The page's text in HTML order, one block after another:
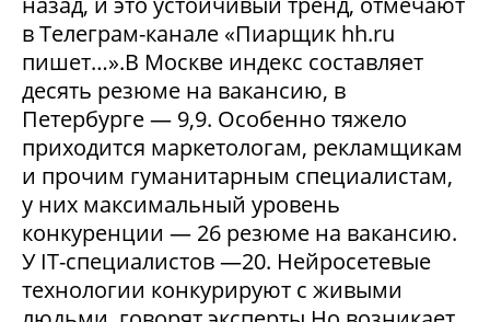
в Телеграм-канале «Пиарщик hh.ru
пишет…».В Москве индекс составляет
десять резюме на вакансию, в
Петербурге — 9,9. Особенно тяжело
приходится маркетологам, рекламщикам
и прочим гуманитарным специалистам,
у них максимальный уровень
конкуренции — 26 резюме на вакансию.
У IT-специалистов —20. Нейросетевые
технологии конкурируют с живыми